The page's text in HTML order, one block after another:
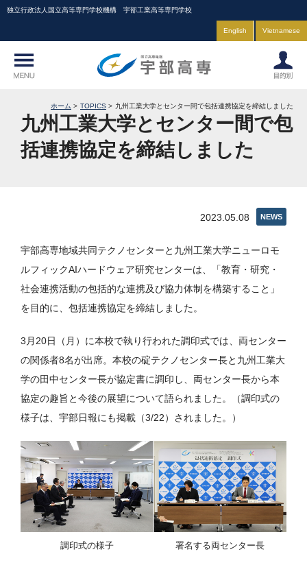
独立行政法人国立高等専門学校機構 宇部工業高等専門学校
English Vietnamese
ホーム TOPICS 九州工業大学とセンター間で包括連携協定を締結しました
九州工業大学とセンター間で包
括連携協定を締結しました
NEWS
2023.05.08
宇部高専地域共同テクノセンターと九州工業大学ニューロモ
ルフィックAIハードウェア研究センターは、「教育・研究・
社会連携活動の包括的な連携及び協力体制を構築すること」
を目的に、包括連携協定を締結しました。
3月20日（月）に本校で執り行われた調印式では、両センター
の関係者8名が出席。本校の碇テクノセンター長と九州工業大
学の田中センター長が協定書に調印し、両センター長から本
協定の趣旨と今後の展望について語られました。（調印式の
様子は、宇部日報にも掲載（3/22）されました。）
調印式の様子 署名する両センター長